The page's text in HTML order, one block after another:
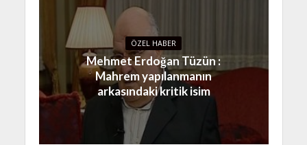
ÖZEL HABER
Mehmet Erdoğan Tüzün :
Mahrem yapılanmanın
arkasındaki kritik isim